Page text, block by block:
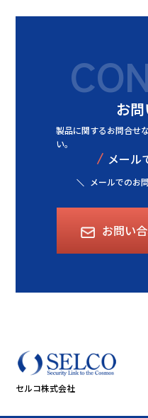
お
製品に関するお問合せな
い。
/ メール
メールでのお
お問い
セルコ株式会社